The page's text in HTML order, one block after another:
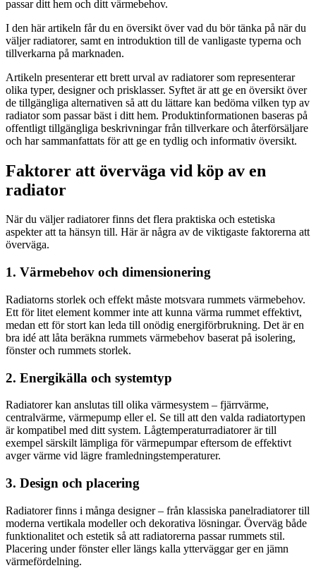
passar ditt hem och ditt värmebehov.
I den här artikeln får du en översikt över vad du bör tänka på när du
väljer radiatorer, samt en introduktion till de vanligaste typerna och
tillverkarna på marknaden.
Artikeln presenterar ett brett urval av radiatorer som representerar
olika typer, designer och prisklasser. Syftet är att ge en översikt över
de tillgängliga alternativen så att du lättare kan bedöma vilken typ av
radiator som passar bäst i ditt hem. Produktinformationen baseras på
offentligt tillgängliga beskrivningar från tillverkare och återförsäljare
och har sammanfattats för att ge en tydlig och informativ översikt.
Faktorer att överväga vid köp av en
radiator
När du väljer radiatorer finns det flera praktiska och estetiska
aspekter att ta hänsyn till. Här är några av de viktigaste faktorerna att
överväga.
1. Värmebehov och dimensionering
Radiatorns storlek och effekt måste motsvara rummets värmebehov.
Ett för litet element kommer inte att kunna värma rummet effektivt,
medan ett för stort kan leda till onödig energiförbrukning. Det är en
bra idé att låta beräkna rummets värmebehov baserat på isolering,
fönster och rummets storlek.
2. Energikälla och systemtyp
Radiatorer kan anslutas till olika värmesystem – fjärrvärme,
centralvärme, värmepump eller el. Se till att den valda radiatortypen
är kompatibel med ditt system. Lågtemperaturradiatorer är till
exempel särskilt lämpliga för värmepumpar eftersom de effektivt
avger värme vid lägre framledningstemperaturer.
3. Design och placering
Radiatorer finns i många designer – från klassiska panelradiatorer till
moderna vertikala modeller och dekorativa lösningar. Överväg både
funktionalitet och estetik så att radiatorerna passar rummets stil.
Placering under fönster eller längs kalla ytterväggar ger en jämn
värmefördelning.